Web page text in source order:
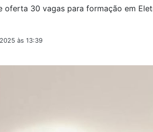
30 vagas para formação em
às 13:39